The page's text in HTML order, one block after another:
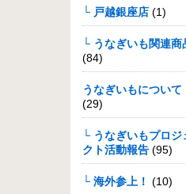
└ 戸越銀座店 (1)
└ うなぎいも関連商
(84)
うなぎいもについて
(29)
└ うなぎいもプロジ
クト活動報告 (95)
└ 海外参上！ (10)